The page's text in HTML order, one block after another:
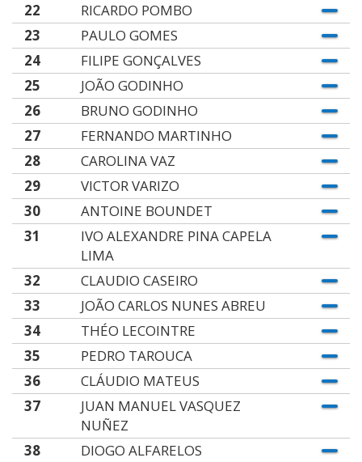
22
RICARDO POMBO
23
PAULO GOMES
24
FILIPE GONÇALVES
25
JOÃO GODINHO
26
BRUNO GODINHO
27
FERNANDO MARTINHO
28
CAROLINA VAZ
29
VICTOR VARIZO
30
ANTOINE BOUNDET
31
IVO ALEXANDRE PINA CAPELA
LIMA
32
CLAUDIO CASEIRO
33
JOÃO CARLOS NUNES ABREU
34
THÉO LECOINTRE
35
PEDRO TAROUCA
36
CLÁUDIO MATEUS
37
JUAN MANUEL VASQUEZ
NUÑEZ
38
DIOGO ALFARELOS